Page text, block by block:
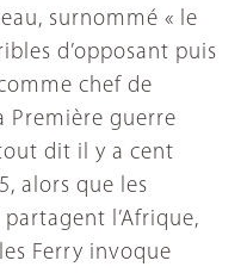
surnommé « le
d’opposant puis
chef de
Première guerre
dit il y a cent
alors que les
l’Afrique,
Ferry invoque